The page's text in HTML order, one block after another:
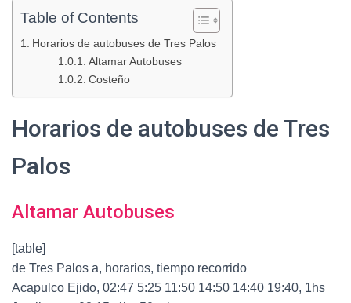
Table of Contents
Horarios de autobuses de Tres Palos
Altamar Autobuses
Costeño
Horarios de autobuses de Tres
Palos
Altamar Autobuses
[table]
de Tres Palos a, horarios, tiempo recorrido
Acapulco Ejido, 02:47 5:25 11:50 14:50 14:40 19:40, 1hs